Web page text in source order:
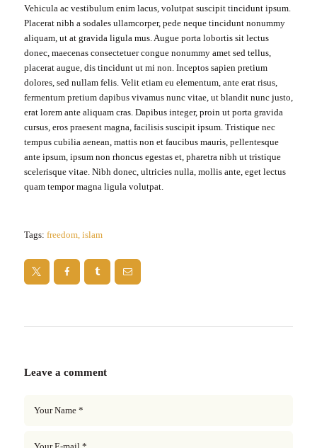
Vehicula ac vestibulum enim lacus, volutpat suscipit tincidunt ipsum.
Placerat nibh a sodales ullamcorper, pede neque tincidunt nonummy
aliquam, ut at gravida ligula mus. Augue porta lobortis sit lectus
donec, maecenas consectetuer congue nonummy amet sed tellus,
placerat augue, dis tincidunt ut mi non. Inceptos sapien pretium
dolores, sed nullam felis. Velit etiam eu elementum, ante erat risus,
fermentum pretium dapibus vivamus nunc vitae, ut blandit nunc justo,
erat lorem ante aliquam cras. Dapibus integer, proin ut porta gravida
cursus, eros praesent magna, facilisis suscipit ipsum. Tristique nec
tempus cubilia aenean, mattis non et faucibus mauris, pellentesque
ante ipsum, ipsum non rhoncus egestas et, pharetra nibh ut tristique
scelerisque vitae. Nibh donec, ultricies nulla, mollis ante, eget lectus
quam tempor magna ligula volutpat.
Tags: freedom, islam
Leave a comment